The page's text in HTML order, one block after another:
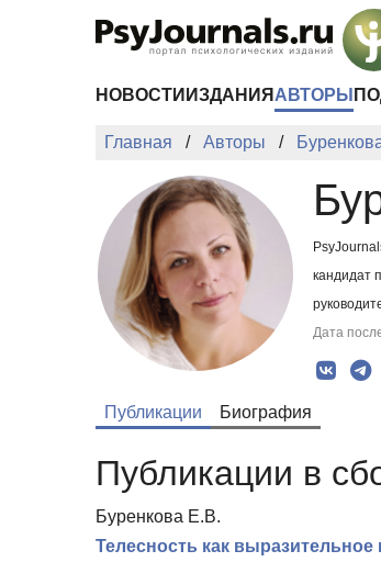
НОВОСТИ ИЗДАНИЯ АВТОРЫ
Главная Авторы
кандидат
Дата
Публикации Биография
Публикации в
Буренкова Е.В.
Телесность как